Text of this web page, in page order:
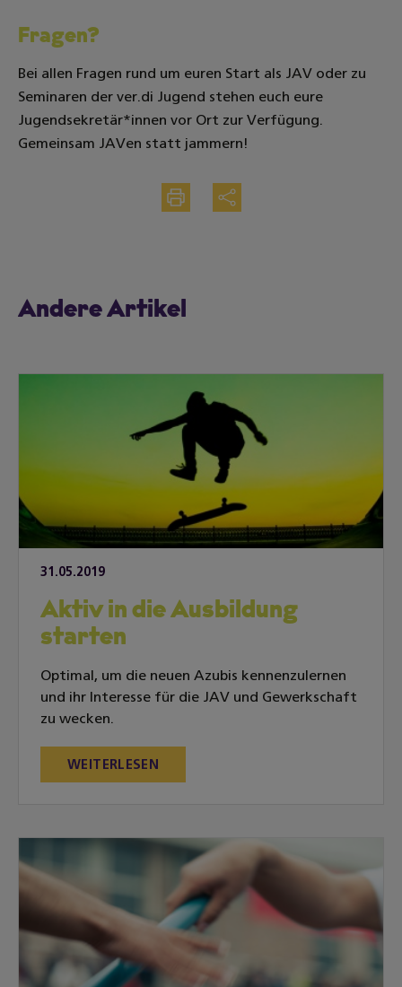
Fragen?
Bei allen Fragen rund um euren Start als JAV oder zu
Seminaren der ver.di Jugend stehen euch eure
Jugendsekretär*innen vor Ort zur Verfügung.
Gemeinsam JAVen statt jammern!
DruckenTeilen
Andere Artikel
31.05.2019
Aktiv in die Ausbildung
starten
Optimal, um die neuen Azubis kennenzulernen
und ihr Interesse für die JAV und Gewerkschaft
zu wecken.
WEITERLESEN